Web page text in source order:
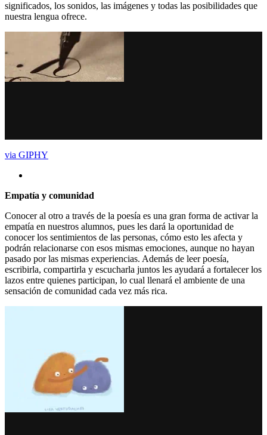
significados, los sonidos, las imágenes y todas las posibilidades que
nuestra lengua ofrece.
via GIPHY
Empatía y comunidad
Conocer al otro a través de la poesía es una gran forma de activar la
empatía en nuestros alumnos, pues les dará la oportunidad de
conocer los sentimientos de las personas, cómo esto les afecta y
podrán relacionarse con esos mismas emociones, aunque no hayan
pasado por las mismas experiencias. Además de leer poesía,
escribirla, compartirla y escucharla juntos les ayudará a fortalecer los
lazos entre quienes participan, lo cual llenará el ambiente de una
sensación de comunidad cada vez más rica.